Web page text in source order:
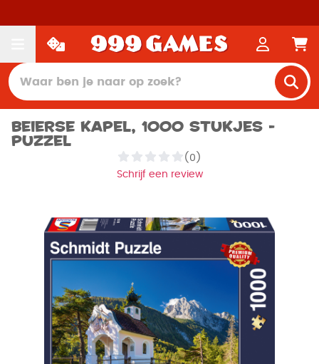
Beierse kapel, 1000 stukjes -
Puzzel
(0)
Schrijf een review